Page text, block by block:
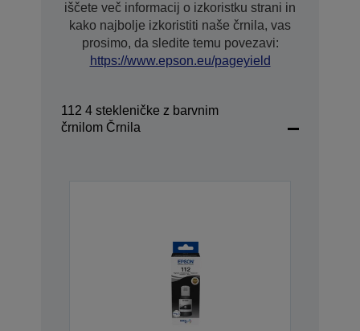
iščete več informacij o izkoristku strani in
kako najbolje izkoristiti naše črnila, vas
prosimo, da sledite temu povezavi:
https://www.epson.eu/pageyield
112 4 stekleničke z barvnim
črnilom Črnila